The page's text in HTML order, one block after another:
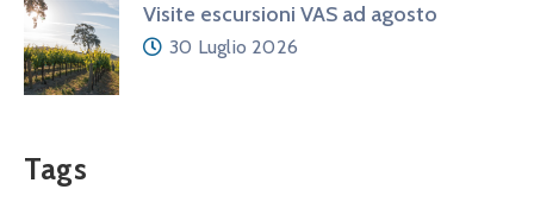
Visite escursioni VAS ad agosto
30 Luglio 2026
Tags